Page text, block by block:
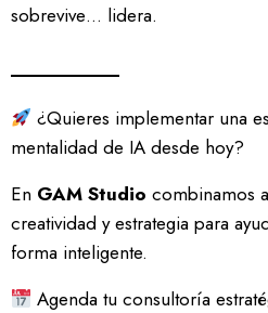
sobrevive… lidera.
¿Quieres implementar una
mentalidad de IA desde hoy?
En GAM Studio combinamos
creatividad y estrategia para
forma inteligente.
Agenda tu consultoría